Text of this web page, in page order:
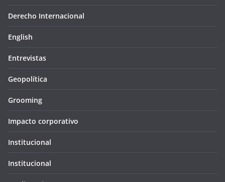
Derecho Internacional
English
Entrevistas
Geopolítica
Grooming
Impacto corporativo
Institucional
Institucional